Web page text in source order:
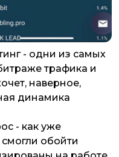
- одни из самых
трафика и
наверное,
динамика
- как уже
обойти